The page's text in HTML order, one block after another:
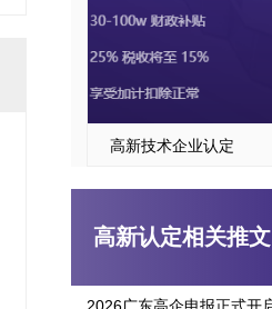
高新技术企业认定
高新认定相关推文